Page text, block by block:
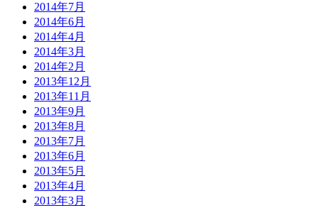
2014年7月
2014年6月
2014年4月
2014年3月
2014年2月
2013年12月
2013年11月
2013年9月
2013年8月
2013年7月
2013年6月
2013年5月
2013年4月
2013年3月